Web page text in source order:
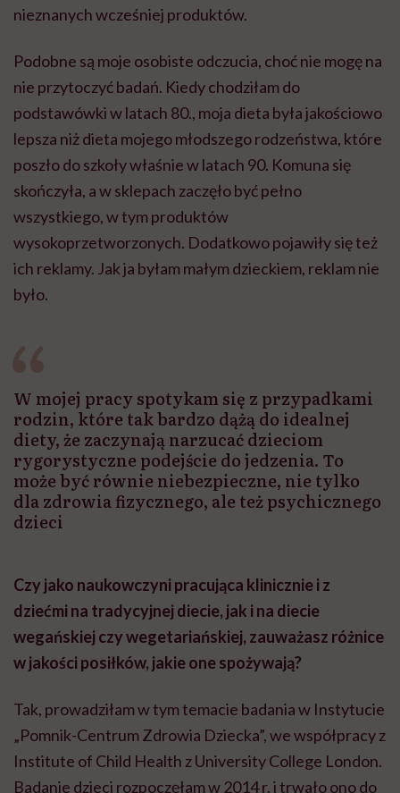
nieznanych wcześniej produktów.
Podobne są moje osobiste odczucia, choć nie mogę na
nie przytoczyć badań. Kiedy chodziłam do
podstawówki w latach 80., moja dieta była jakościowo
lepsza niż dieta mojego młodszego rodzeństwa, które
poszło do szkoły właśnie w latach 90. Komuna się
skończyła, a w sklepach zaczęło być pełno
wszystkiego, w tym produktów
wysokoprzetworzonych. Dodatkowo pojawiły się też
ich reklamy. Jak ja byłam małym dzieckiem, reklam nie
było.
W mojej pracy spotykam się z przypadkami
rodzin, które tak bardzo dążą do idealnej
diety, że zaczynają narzucać dzieciom
rygorystyczne podejście do jedzenia. To
może być równie niebezpieczne, nie tylko
dla zdrowia fizycznego, ale też psychicznego
dzieci
Czy jako naukowczyni pracująca klinicznie i z
dziećmi na tradycyjnej diecie, jak i na diecie
wegańskiej czy wegetariańskiej, zauważasz różnice
w jakości posiłków, jakie one spożywają?
Tak, prowadziłam w tym temacie badania w Instytucie
„Pomnik-Centrum Zdrowia Dziecka”, we współpracy z
Institute of Child Health z University College London.
Badanie dzieci rozpoczęłam w 2014 r. i trwało ono do